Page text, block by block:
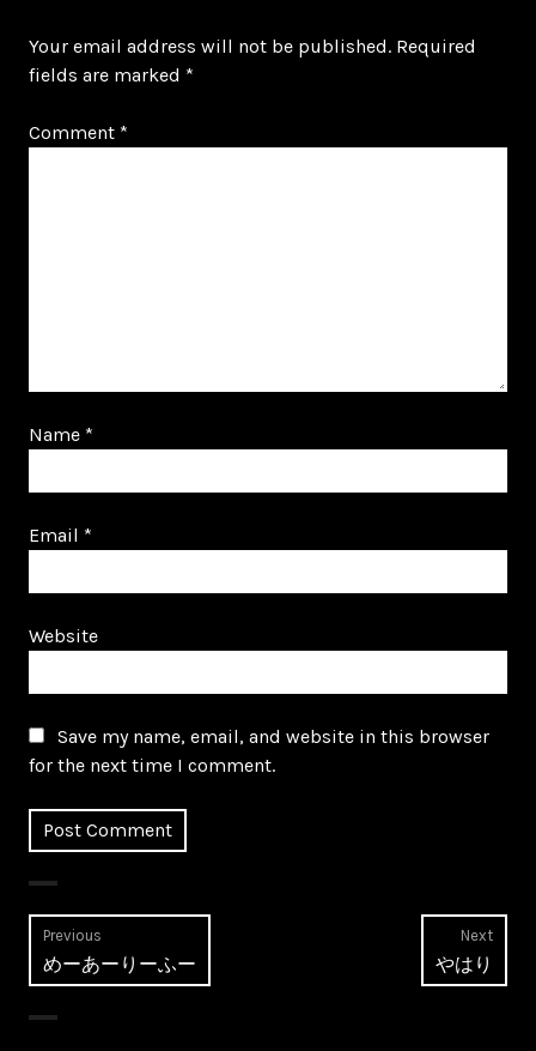
Your email address will not be published. Required
fields are marked *
Comment *
Name *
Email *
Website
Save my name, email, and website in this browser
for the next time I comment.
Post
navigation
Previous
Previous
post:
めーあーりーふー
Next
post:
やはり